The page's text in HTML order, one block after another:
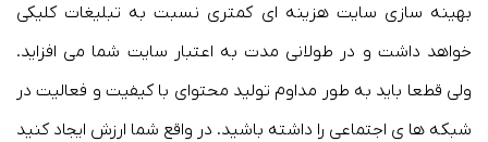
بهینه سازی سایت هزینه ای کمتری نسبت به تبلیغات کلیکی
خواهد داشت و در طولانی مدت به اعتبار سایت شما می افزاید.
ولی قطعا باید به طور مداوم تولید محتوای با کیفیت و فعالیت در
شبکه ها ی اجتماعی را داشته باشید. در واقع شما ارزش ایجاد کنید